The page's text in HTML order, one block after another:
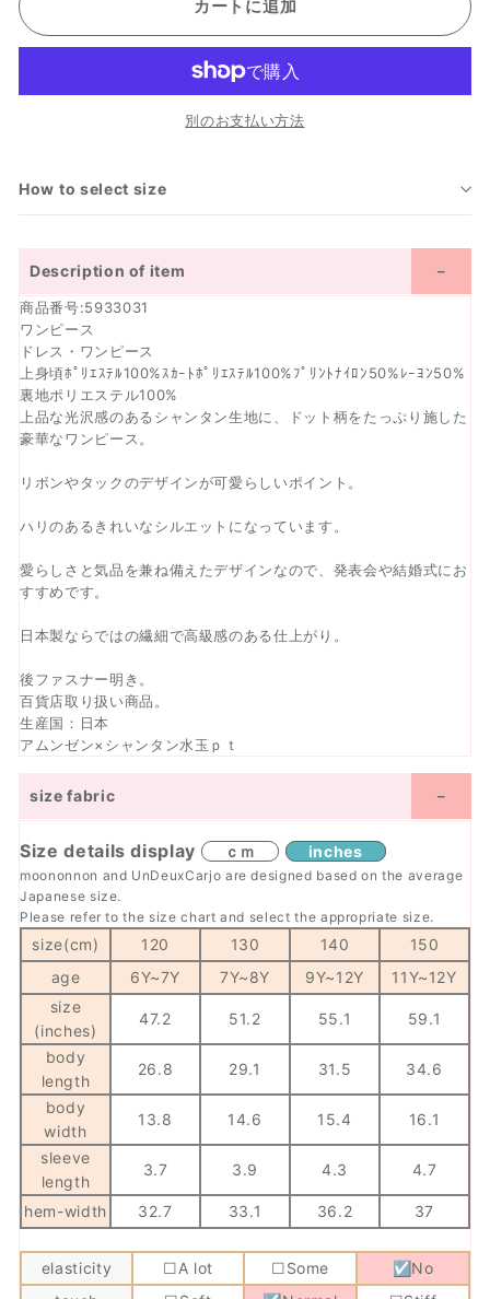
カートに追加
別のお支払い方法
How to select size
Description of item
商品番号:5933031
ワンピース
ドレス・ワンピース
上身頃ﾎﾟﾘｴｽﾃﾙ100%ｽｶｰﾄﾎﾟﾘｴｽﾃﾙ100%ﾌﾟﾘﾝﾄﾅｲﾛﾝ50%ﾚｰﾖﾝ50%
裏地ポリエステル100%
上品な光沢感のあるシャンタン生地に、ドット柄をたっぷり施した
豪華なワンピース。
リボンやタックのデザインが可愛らしいポイント。
ハリのあるきれいなシルエットになっています。
愛らしさと気品を兼ね備えたデザインなので、発表会や結婚式にお
すすめです。
日本製ならではの繊細で高級感のある仕上がり。
後ファスナー明き。
百貨店取り扱い商品。
生産国：日本
アムンゼン×シャンタン水玉ｐｔ
size fabric
Size details display ｃｍ inches
moononnon and UnDeuxCarjo are designed based on the average
Japanese size.
Please refer to the size chart and select the appropriate size.
size(cm) 120 130 140
150
age
6Y~7Y 7Y~8Y 9Y~12Y 11Y~12Y
size
(inches)
47.2 51.2 55.1 59.1
body
length
26.8 29.1 31.5 34.6
body
width
13.8 14.6 15.4 16.1
sleeve
length
3.7 3.9 4.3 4.7
hem-width 32.7 33.1 36.2 37
elasticity ☐A lot ☐Some
☑No